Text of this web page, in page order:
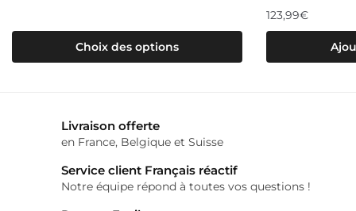
Choix des options
a
options
peuvent
123,99€
Livraison offerte
en France, Belgique et Suisse
Service client Français réactif
Notre équipe répond à toutes vos questions !